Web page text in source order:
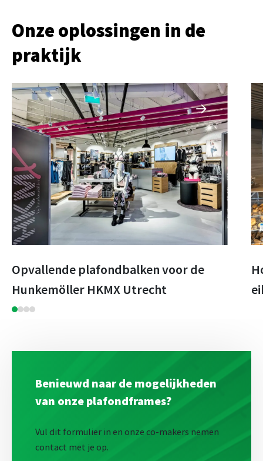
Onze oplossingen in de
praktijk
Opvallende plafondbalken voor de
Hunkemöller HKMX Utrecht
Benieuwd naar de mogelijkheden
van onze plafondframes?
Vul dit formulier in en onze co-makers nemen
contact met je op.